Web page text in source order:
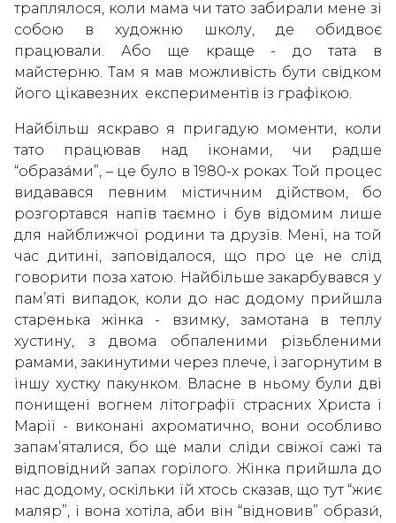
траплялося, коли мама чи тато забирали мене зі
собою в художню школу, де обидвоє
працювали. Або ще краще - до тата в
майстерню. Там я мав можливість бути свідком
його цікавезних експериментів із графікою.
Найбільш яскраво я пригадую моменти, коли
тато працював над іконами, чи радше
“образа́ми”, – це було в 1980-х роках. Той процес
видавався певним містичним дійством, бо
розгортався напів таємно і був відомим лише
для найближчої родини та друзів. Мені, на той
час дитині, заповідалося, що про це не слід
говорити поза хатою. Найбільше закарбувався у
пам’яті випадок, коли до нас додому прийшла
старенька жінка - взимку, замотана в теплу
хустину, з двома обпаленими різьбленими
рамами, закинутими через плече, і загорнутим в
іншу хустку пакунком. Власне в ньому були дві
понищені вогнем літографії страсних Христа і
Марії - виконані ахроматично, вони особливо
запам’яталися, бо ще мали сліди свіжої сажі та
відповідний запах горілого. Жінка прийшла до
нас додому, оскільки їй хтось сказав, що тут “жиє
маляр”, і вона хотіла, аби він “відновив” образи́,